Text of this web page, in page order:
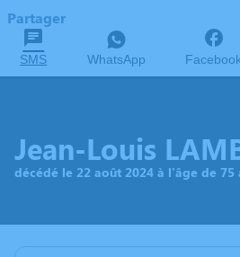
Partager
SMS WhatsApp Facebook
Jean-Louis
décédé le 22 août 2024 à l'âge de 75